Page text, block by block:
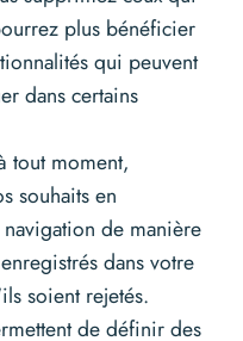
plus bénéficier
qui peuvent
dans certains
tout moment,
souhaits en
de manière
dans votre
soient rejetés.
de définir des